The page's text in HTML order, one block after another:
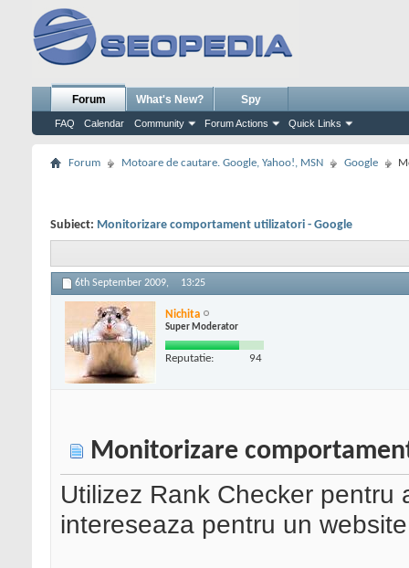
Forum
FAQ Calendar Community Forum Actions Quick Links
What's New? Spy
Forum Motoare de cautare. Google, Yahoo!, MSN Google
Subiect: Monitorizare comportament utilizatori - Google
6th September 2009, 13:25
Nichita
Super Moderator
Reputatie: 94
Monitorizare
Utilizez Rank Checker pentru
intereseaza pentru un